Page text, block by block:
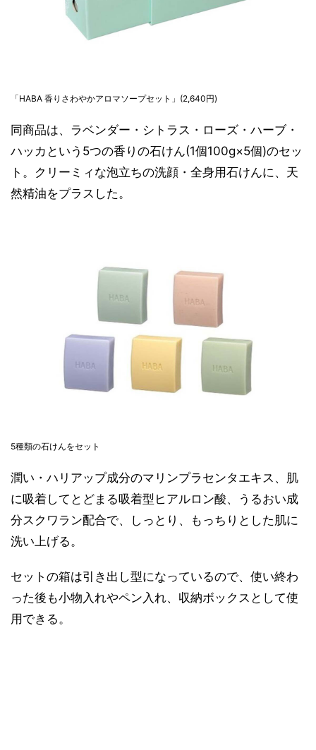
「HABA 香りさわやかアロマソープセット」(2,640円)
同商品は、ラベンダー・シトラス・ローズ・ハーブ・
ハッカという5つの香りの石けん(1個100g×5個)のセッ
ト。クリーミィな泡立ちの洗顔・全身用石けんに、天
然精油をプラスした。
5種類の石けんをセット
潤い・ハリアップ成分のマリンプラセンタエキス、肌
に吸着してとどまる吸着型ヒアルロン酸、うるおい成
分スクワラン配合で、しっとり、もっちりとした肌に
洗い上げる。
セットの箱は引き出し型になっているので、使い終わ
った後も小物入れやペン入れ、収納ボックスとして使
用できる。